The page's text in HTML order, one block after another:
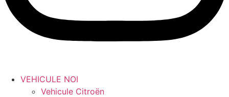
VEHICULE NOI
Vehicule Citroën